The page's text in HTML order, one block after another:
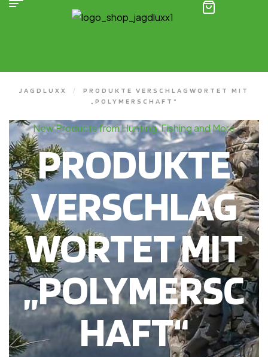
JAGDLUXX /
PRODUKTE VERSCHLAGWORTET MIT
„POLYMERSCHAFT“
New Products from Hunting, Fishing and More
PRODUKTE
VERSCHLAG
WORTET MIT
„POLYMERSC
HAFT“